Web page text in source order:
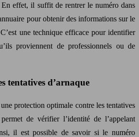
effet, il suffit de rentrer le numéro dans
pour obtenir des informations sur le
une technique efficace pour identifier
proviennent de professionnels ou de
tentatives d’arnaque
protection optimale contre les tentatives
de vérifier l’identité de l’appelant
il est possible de savoir si le numéro